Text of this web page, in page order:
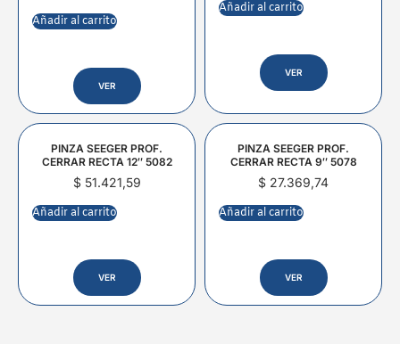
Añadir al carrito
VER
Añadir al carrito
VER
PINZA SEEGER PROF.
CERRAR RECTA 12″ 5082
$51.421,59
Añadir al carrito
VER
PINZA SEEGER PROF.
CERRAR RECTA 9″ 5078
$ 27.369,74
Añadir al carrito
VER